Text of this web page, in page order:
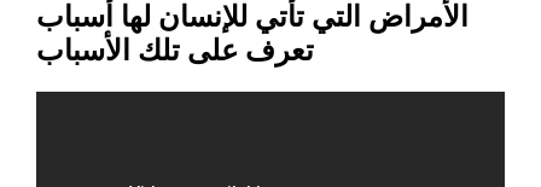
الأمراض التي تأتي للإنسان لها أسباب
تعرف على تلك الأسباب